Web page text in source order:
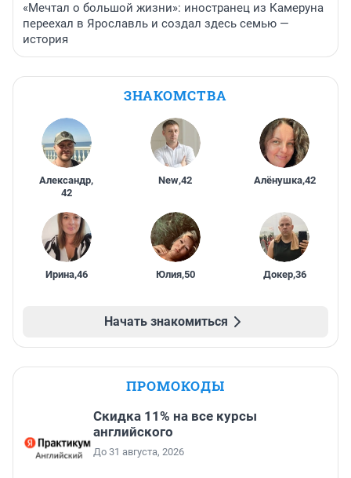
«Мечтал о большой жизни»: иностранец из Камеруна
переехал в Ярославль и создал здесь семью —
история
ЗНАКОМСТВА
Александр,
42
New,42 Алёнушка,42
Ирина,46 Юлия,50 Докер,36
Начать знакомиться
ПРОМОКОДЫ
Скидка 11% на все курсы
английского
До 31 августа, 2026